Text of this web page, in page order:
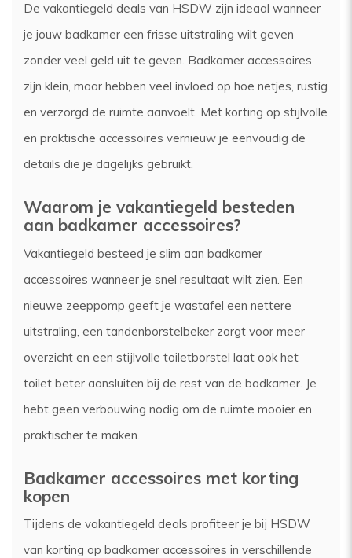
De vakantiegeld deals van HSDW zijn ideaal wanneer
je jouw badkamer een frisse uitstraling wilt geven
zonder veel geld uit te geven. Badkamer accessoires
zijn klein, maar hebben veel invloed op hoe netjes, rustig
en verzorgd de ruimte aanvoelt. Met korting op stijlvolle
en praktische accessoires vernieuw je eenvoudig de
details die je dagelijks gebruikt.
Waarom je vakantiegeld besteden
aan badkamer accessoires?
Vakantiegeld besteed je slim aan badkamer
accessoires wanneer je snel resultaat wilt zien. Een
nieuwe zeeppomp geeft je wastafel een nettere
uitstraling, een tandenborstelbeker zorgt voor meer
overzicht en een stijlvolle toiletborstel laat ook het
toilet beter aansluiten bij de rest van de badkamer. Je
hebt geen verbouwing nodig om de ruimte mooier en
praktischer te maken.
Badkamer accessoires met korting
kopen
Tijdens de vakantiegeld deals profiteer je bij HSDW
van korting op badkamer accessoires in verschillende